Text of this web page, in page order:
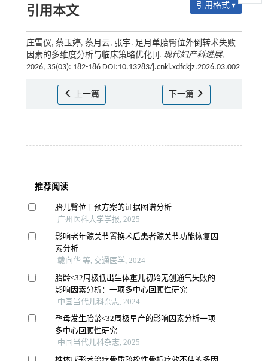
引用本文 引用格式 ▾
庄雪仪, 蔡玉婷, 蔡月云, 张宇. 足月单胎臀位外倒转术失败
因素的多维度分析与临床策略优化[J]. 现代妇产科进展,
2026, 35(03): 182-186 DOI:10.13283/j.cnki.xdfckjz.2026.03.002
上一篇 下一篇